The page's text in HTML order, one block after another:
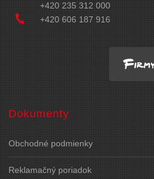
+420 235 312 000
+420 606 187 916
Dokumenty
Obchodné podmienky
Reklamačný poriadok